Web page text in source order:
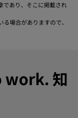
であり、そこに掲載され
場合がありますので、
知